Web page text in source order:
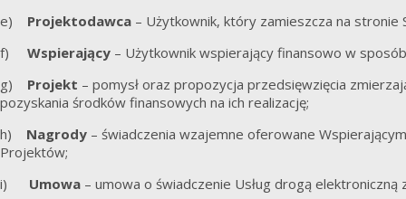
e) Projektodawca – Użytkownik, który zamieszcza na
f) Wspierający – Użytkownik wspierający finansowo w
g) Projekt – pomysł oraz propozycja przedsięwzięcia
pozyskania środków finansowych na ich realizację;
h) Nagrody – świadczenia wzajemne oferowane
Projektów;
i) Umowa – umowa o świadczenie Usług drogą